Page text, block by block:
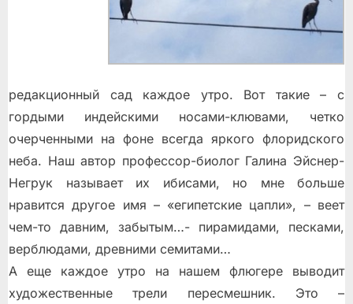
редакционный сад каждое утро. Вот такие – с
гордыми индейскими носами-клювами, четко
очерченными на фоне всегда яркого флоридского
неба. Наш автор профессор-биолог Галина Эйснер-
Негрук называет их ибисами, но мне больше
нравится другое имя – «египетские цапли», – веет
чем-то давним, забытым…- пирамидами, песками,
верблюдами, древними семитами…
А еще каждое утро на нашем флюгере выводит
художественные трели пересмешник. Это –